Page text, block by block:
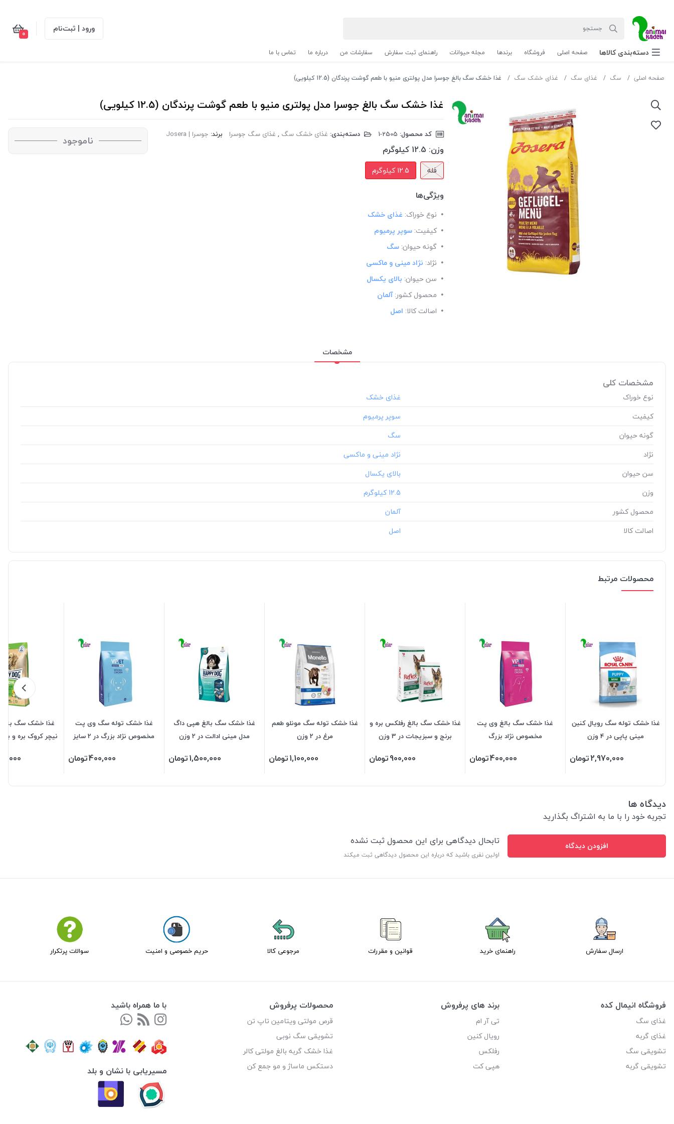
ورود | ثبت‌نام 0
دسته‌بندی‌ کالاها صفحه اصلی فروشگاه برندها مجله حیوانات راهنمای ثبت سفارش سفارشات من درباره ما تماس با ما
صفحه اصلی سگ غذای سگ غذای خشک سگ غذا خشک سگ بالغ جوسرا مدل پولتری منیو با طعم گوشت پرندگان (12.5 کیلویی)
غذا خشک سگ بالغ جوسرا مدل پولتری منیو با طعم گوشت پرندگان (12.5 کیلویی)
کد محصول: دسته‌بندی: غذای خشک سگ , غذای سگ جوسرا برند: جوسرا | Josera
وزن: 12.5 کیلوگرم
فله 12.5 کیلوگرم
ویژگی‌ها
نوع خوراک: غذای خشک
کیفیت: سوپر پرمیوم
گونه حیوان: سگ
نژاد: نژاد مینی و ماکسی
سن حیوان: بالای یکسال
محصول کشور:آلمان
اصالت کالا: اصل
ناموجود
مشخصات
مشخصات کلی
نوع خوراک
کیفیت
گونه حیوان
نژاد
سن حیوان
وزن
‎12.5 کیلوگرم
محصول کشور
اصالت کالا
محصولات مرتبط
غذا خشک توله سگ رویال کنین
مینی پاپی در 4 وزن
2,970,000تومان
غذا خشک سگ بالغ وی پت
مخصوص نژاد بزرگ
400,000تومان
غذا خشک سگ بالغ رفلکس بره و
برنج و سبزیجات در 3 وزن
900,000تومان
غذا خشک توله سگ مونلو طعم
مرغ در 2 وزن
1,100,000تومان
غذا خشک سگ بالغ هپی داگ
مدل مینی ادالت در 2 وزن
1,500,000تومان
غذا خشک توله سگ وی پت
مخصوص نژاد بزرگ در 2 سایز
400,000تومان
غذا خشک سگ
نیچر کروک بره و
دیدگاه ها
تجربه خود را با ما به اشتراگ بگذارید
افزودن دیدگاه تابحال دیدگاهی برای این محصول ثبت نشده
اولین نفری باشید که درباره این محصول دیدگاهی ثبت میکند
ارسال سفارش راهنمای خرید قوانین و مقررات مرجوعی کالا حریم خصوصی و امنیت سوالات پرتکرار
فروشگاه انیمال کده
غذای سگ
غذای گربه
تشویقی سگ
تشویقی گربه
برند های پرفروش
تی آر ام
رویال کنین
رفلکس
هپی کت
محصولات پرفروش
قرص مولتی ویتامین تاپ تن
تشویقی سگ نوبی
غذا خشک گربه بالغ مولتی کالر
دستکس ماساژ و مو جمع کن
با ما همراه باشید
مسیریابی با نشان و بلد